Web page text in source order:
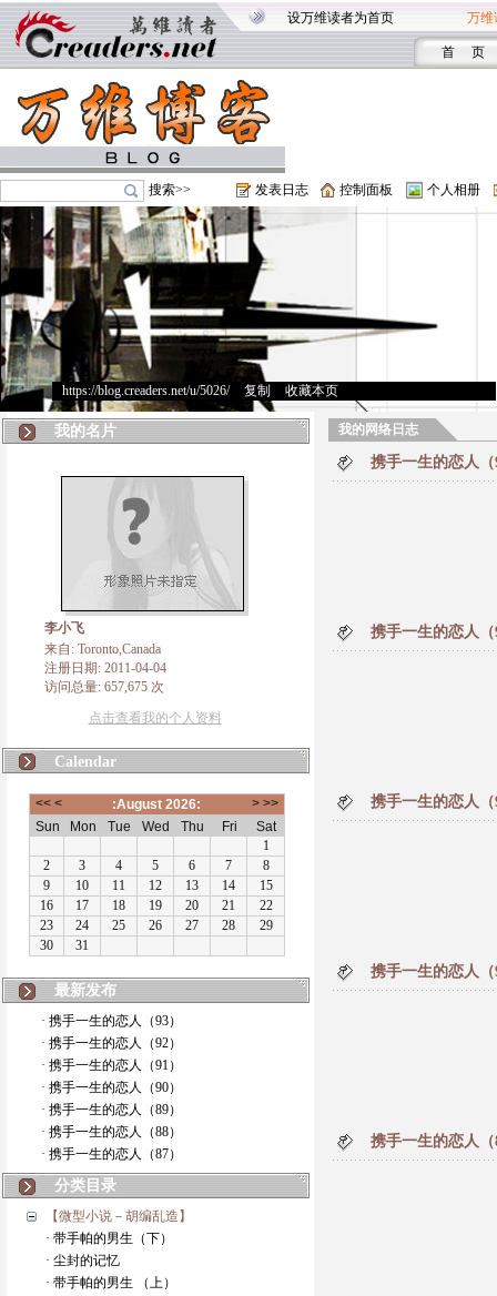
设万维读者为首页 万维
首 页
搜索>> 发表日志 控制面板 个人相册
https://blog.creaders.net/u/5026/> 复制 收藏本页
我的名片
李小飞
来自: Toronto,Canada
注册日期: 2011-04-04
访问总量: 657,675 次
点击查看我的个人资料
Calendar
最新发布
· 携手一生的恋人（93）
· 携手一生的恋人（92）
· 携手一生的恋人（91）
· 携手一生的恋人（90）
· 携手一生的恋人（89）
· 携手一生的恋人（88）
· 携手一生的恋人（87）
分类目录
【微型小说－胡编乱造】
· 带手帕的男生（下）
· 尘封的记忆
· 带手帕的男生 （上）
我的网络日志
携手一生的恋人（
携手一生的恋人（
携手一生的恋人（
携手一生的恋人（
携手一生的恋人（